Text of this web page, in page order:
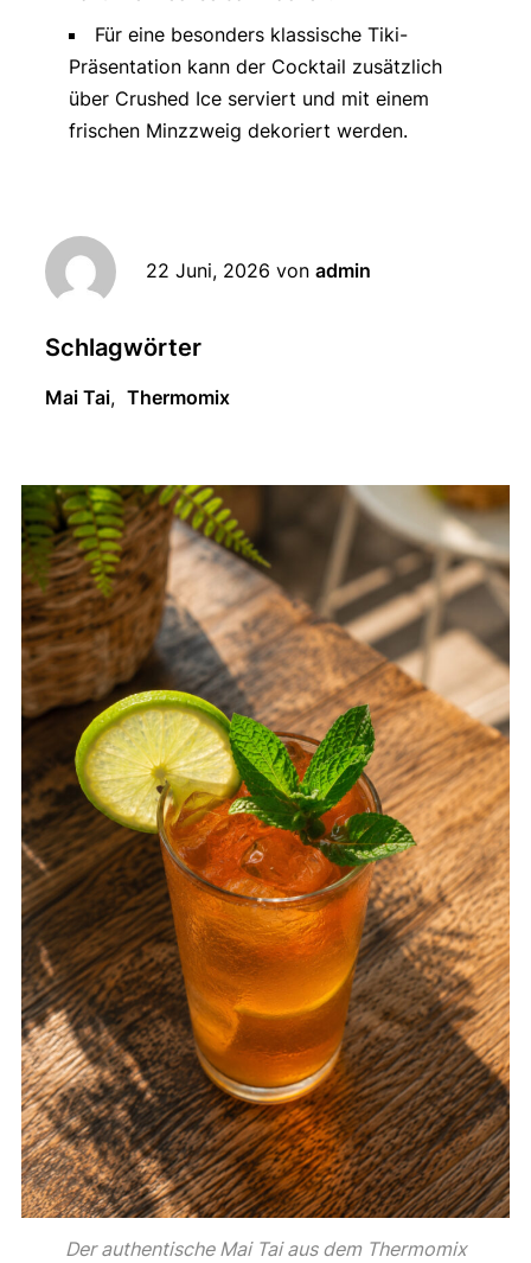
Für eine besonders klassische Tiki-
Präsentation kann der Cocktail zusätzlich
über Crushed Ice serviert und mit einem
frischen Minzzweig dekoriert werden.
22 Juni, 2026 von admin
Schlagwörter
Mai Tai, Thermomix
Der authentische Mai Tai aus dem Thermomix